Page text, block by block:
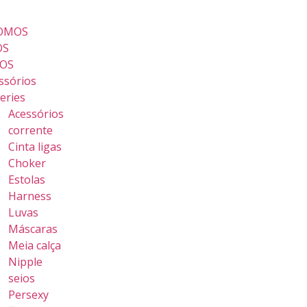
Acessórios
corrente
Cinta ligas
Choker
Estolas
Harness
Luvas
Máscaras
Meia calça
Nipple
seios
Persexy